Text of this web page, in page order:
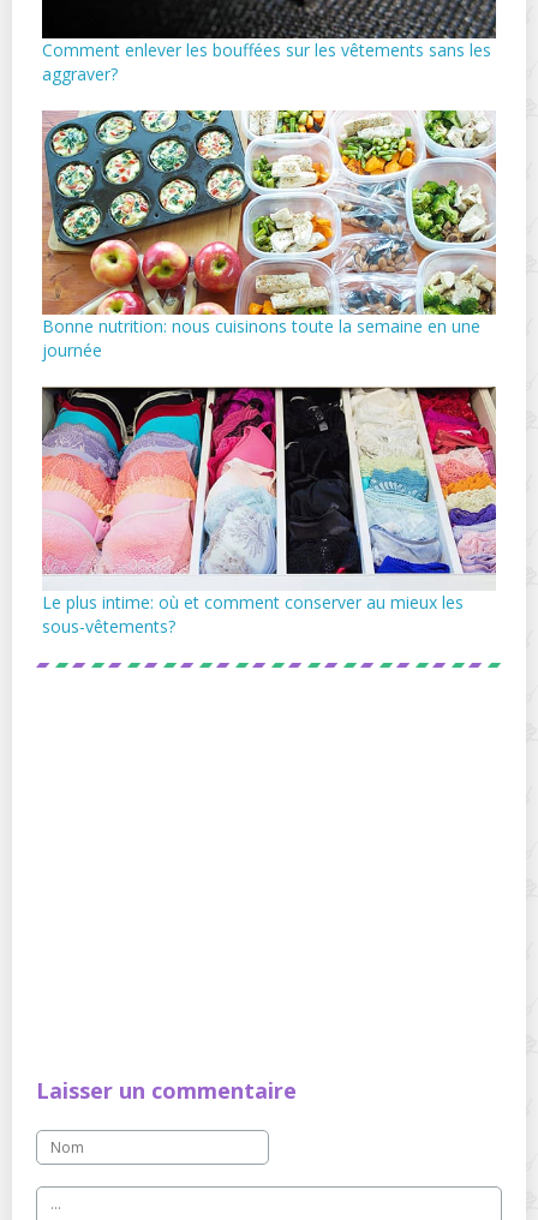
Comment enlever les bouffées sur les vêtements sans les
aggraver?
Bonne nutrition: nous cuisinons toute la semaine en une
journée
Le plus intime: où et comment conserver au mieux les
sous-vêtements?
Laisser un commentaire